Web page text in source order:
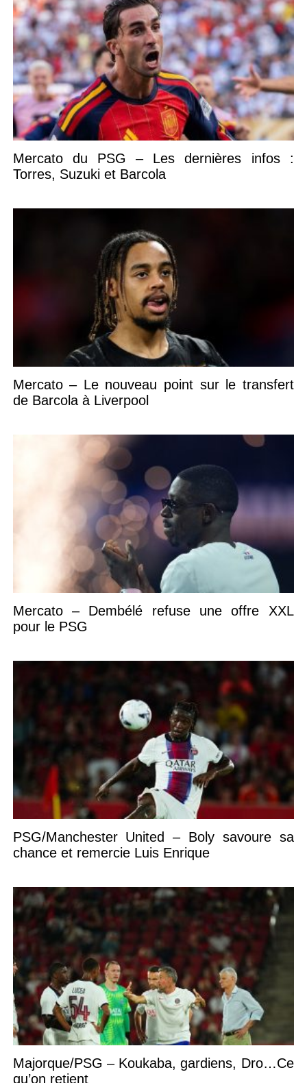
Mercato du PSG – Les dernières infos :
Torres, Suzuki et Barcola
Mercato – Le nouveau point sur le transfert
de Barcola à Liverpool
Mercato – Dembélé refuse une offre XXL
pour le PSG
PSG/Manchester United – Boly savoure sa
chance et remercie Luis Enrique
Majorque/PSG – Koukaba, gardiens, Dro…Ce
qu’on retient